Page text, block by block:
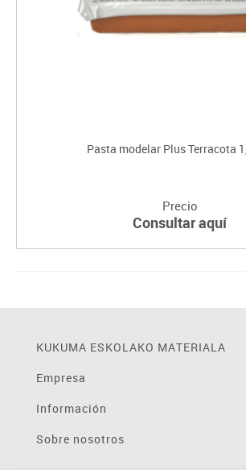
Pasta modelar Plus Terracota
Precio
Consultar aquí
KUKUMA ESKOLAKO MATERIALA
Empresa
Información
Sobre nosotros